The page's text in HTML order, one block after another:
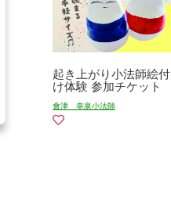
起き上がり小法師絵付
け体験 参加チケット
會津 幸泉小法師